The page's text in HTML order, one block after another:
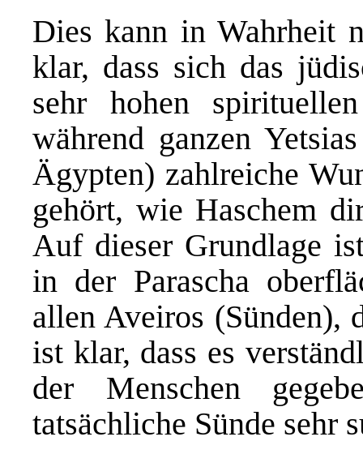
Dies kann in Wahrheit
klar, dass sich das
sehr hohen
während ganzen
Ägypten) zahlreiche
gehört, wie Haschem
Auf dieser Grundlage
in der Parascha
allen Aveiros (Sünden),
ist klar, dass es
der Menschen
tatsächliche Sünde sehr